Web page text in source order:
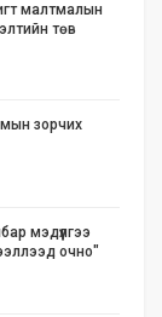
малтмалын
төв
зорчих
мэдүүлгээ
очно"